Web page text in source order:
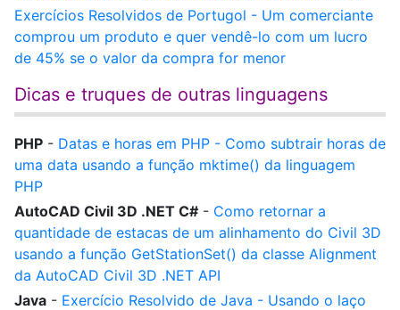
Exercícios Resolvidos de Portugol - Um comerciante
comprou um produto e quer vendê-lo com um lucro
de 45% se o valor da compra for menor
Dicas e truques de outras linguagens
PHP - Datas e horas em PHP - Como subtrair horas de
uma data usando a função mktime() da linguagem
PHP
AutoCAD Civil 3D .NET C# - Como retornar a
quantidade de estacas de um alinhamento do Civil 3D
usando a função GetStationSet() da classe Alignment
da AutoCAD Civil 3D .NET API
Java - Exercício Resolvido de Java - Usando o laço